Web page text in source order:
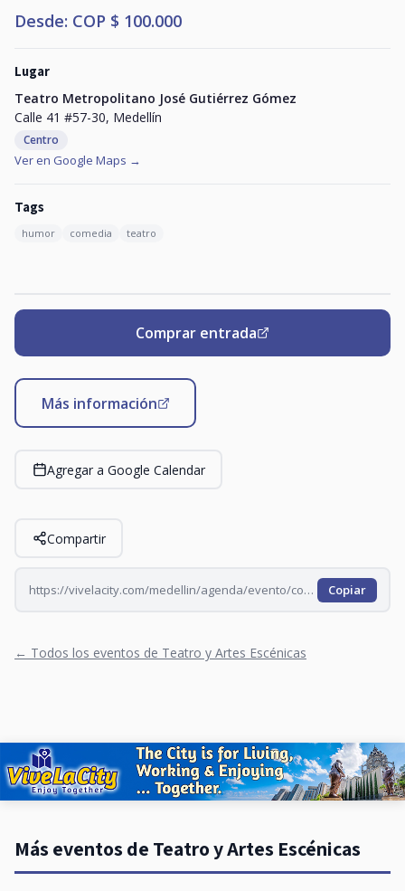
Desde: COP $ 100.000
Lugar
Teatro Metropolitano José Gutiérrez Gómez
Calle 41 #57-30, Medellín
Centro
Ver en Google Maps →
Tags
humor comedia teatro
Comprar entrada
Más información
Agregar a Google Calendar
Compartir
https://vivelacity.com/medellin/agenda/evento/comedia-pais-paisa-mpmxgoj8-mpmxjjgl-mpmxl22s-mpmxmfyd Copiar
← Todos los eventos de Teatro y Artes Escénicas
Más eventos de Teatro y Artes Escénicas